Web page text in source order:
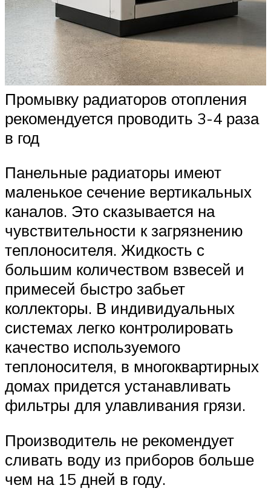
Промывку радиаторов отопления
рекомендуется проводить 3-4 раза
в год
Панельные радиаторы имеют
маленькое сечение вертикальных
каналов. Это сказывается на
чувствительности к загрязнению
теплоносителя. Жидкость с
большим количеством взвесей и
примесей быстро забьет
коллекторы. В индивидуальных
системах легко контролировать
качество используемого
теплоносителя, в многоквартирных
домах придется устанавливать
фильтры для улавливания грязи.
Производитель не рекомендует
сливать воду из приборов больше
чем на 15 дней в году.